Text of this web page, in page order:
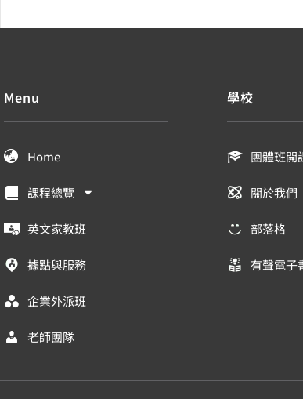
Menu
Home
課程總覽
英文家教班
據點與服務
企業外派班
老師團隊
學校
團體班開
關於我們
部落格
有聲電子